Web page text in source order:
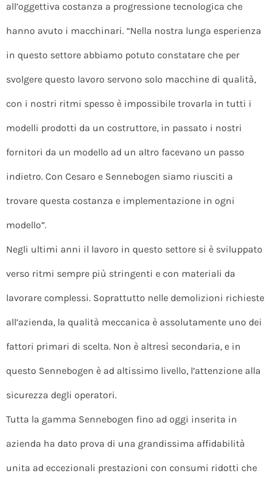
all’oggettiva costanza a progressione tecnologica che
hanno avuto i macchinari. “Nella nostra lunga esperienza
in questo settore abbiamo potuto constatare che per
svolgere questo lavoro servono solo macchine di qualità,
con i nostri ritmi spesso è impossibile trovarla in tutti i
modelli prodotti da un costruttore, in passato i nostri
fornitori da un modello ad un altro facevano un passo
indietro. Con Cesaro e Sennebogen siamo riusciti a
trovare questa costanza e implementazione in ogni
modello”.
Negli ultimi anni il lavoro in questo settore si è sviluppato
verso ritmi sempre più stringenti e con materiali da
lavorare complessi. Soprattutto nelle demolizioni richieste
all’azienda, la qualità meccanica è assolutamente uno dei
fattori primari di scelta. Non è altresì secondaria, e in
questo Sennebogen è ad altissimo livello, l’attenzione alla
sicurezza degli operatori.
Tutta la gamma Sennebogen fino ad oggi inserita in
azienda ha dato prova di una grandissima affidabilità
unita ad eccezionali prestazioni con consumi ridotti che